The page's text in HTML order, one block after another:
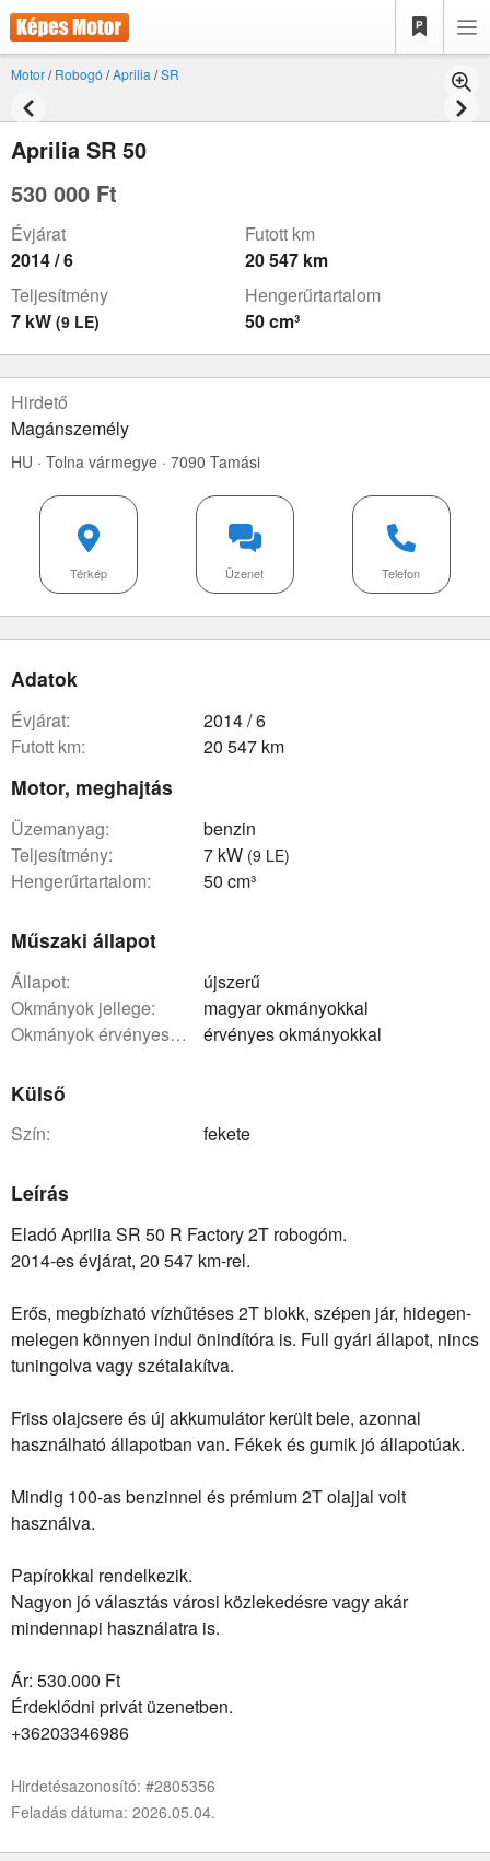
Motor/Robogó /Aprilia /SR
Aprilia SR 50
530 000 Ft
Évjárat
2014 / 6
Futott km
20 547 km
Teljesítmény
7 kW (9 LE)
Hengerűrtartalom
50 cm³
Hirdető
Magánszemély
HU · Tolna vármegye · 7090 Tamási
Telefon
Üzenet
Térkép
Adatok
évjárat:
2014 / 6
futott km:
20 547 km
Motor, meghajtás
üzemanyag:
benzin
teljesítmény:
7 kW (9 LE)
hengerűrtartalom: 50 cm³
Műszaki állapot
állapot:
újszerű
okmányok jellege:
magyar okmányokkal
okmányok érvényessége:
érvényes okmányokkal
Külső
szín: fekete
Leírás
Eladó Aprilia SR 50 R Factory 2T robogóm.
2014-es évjárat, 20 547 km-rel.
Erős, megbízható vízhűtéses 2T blokk, szépen jár, hidegen-
melegen könnyen indul önindítóra is. Full gyári állapot, nincs
tuningolva vagy szétalakítva.
Friss olajcsere és új akkumulátor került bele, azonnal
használható állapotban van. Fékek és gumik jó állapotúak.
Mindig 100-as benzinnel és prémium 2T olajjal volt
használva.
Papírokkal rendelkezik.
Nagyon jó választás városi közlekedésre vagy akár
mindennapi használatra is.
Ár: 530.000 Ft
Érdeklődni privát üzenetben.
+36203346986
Hirdetésazonosító: #2805356
Feladás dátuma: 2026.05.04.